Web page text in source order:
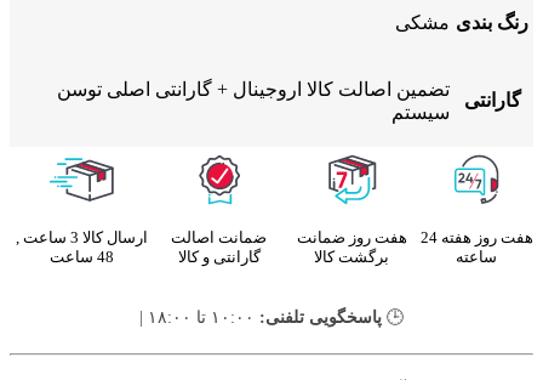
رنگ بندی مشکی
گارانتی
تضمین اصالت کالا اروجینال + گارانتی اصلی توسن
سیستم
هفت روز هفته 24
ساعته
هفت روز ضمانت
برگشت کالا
ضمانت اصالت
گارانتی و کالا
ارسال کالا 3 ساعت ,
48 ساعت
🕒 پاسخگویی تلفنی: